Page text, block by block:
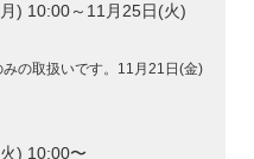
) 10:00～11月25日(火)
の取扱いです。11月21日(金)
) 10:00〜